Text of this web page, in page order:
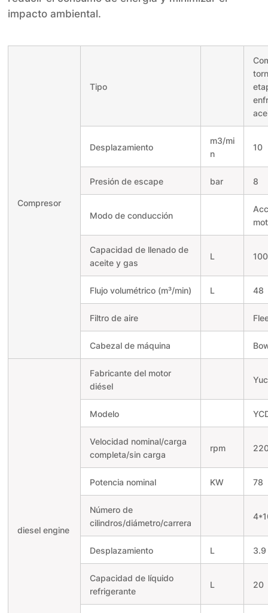
impacto ambiental.
Compresor
Tipo
Desplazamiento
m3/mi
n
10
Presión de escape bar 8
Modo de conducción
Capacidad de llenado de
aceite y gas
L 100
Flujo volumétrico (m³/min) L 48
Filtro de aire
Cabezal de máquina
diesel engine
Fabricante del motor
diésel
Modelo
Velocidad nominal/carga
completa/sin carga
rpm
Potencia nominal KW 78
Número de
cilindros/diámetro/carrera
Desplazamiento L 3.9
Capacidad de líquido
refrigerante
L 20